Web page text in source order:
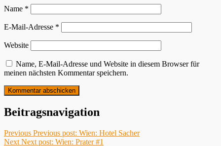
Name *
E-Mail-Adresse *
Website
Name, E-Mail-Adresse und Website in diesem Browser für
meinen nächsten Kommentar speichern.
Beitragsnavigation
Previous Previous post: Wien: Hotel Sacher
Next Next post: Wien: Prater #1